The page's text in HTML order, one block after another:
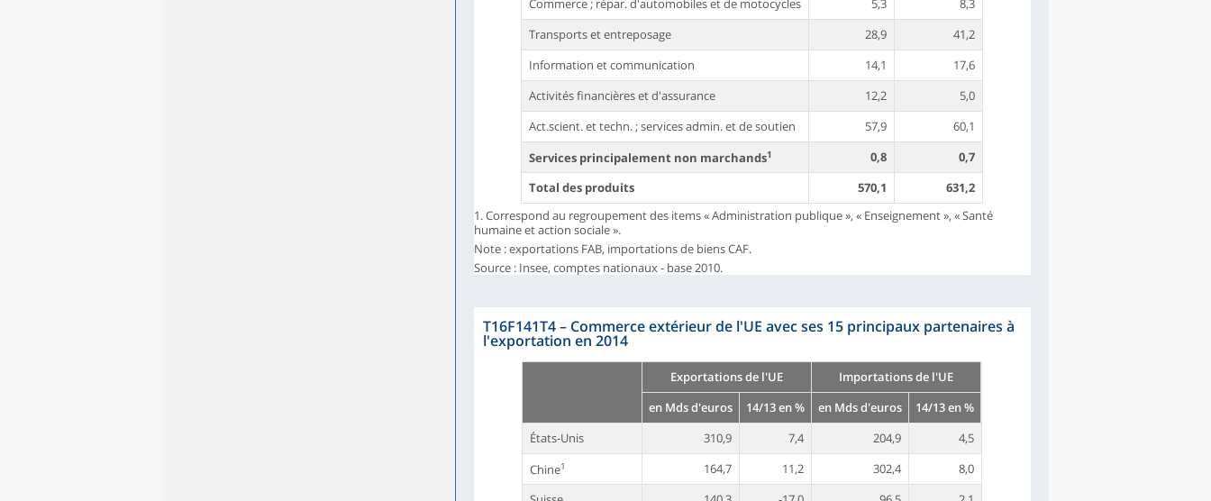
Commerce ; répar. d'automobiles et de motocycles
5,3
8,3
Transports et entreposage
28,9
41,2
Information et communication
14,1
17,6
Activités financières et d'assurance
12,2
5,0
Act.scient. et techn. ; services admin. et de soutien
57,9
60,1
Services principalement non marchands1 0,8
0,7
Total des produits
570,1
631,2
1. Correspond au regroupement des items « Administration publique », « Enseignement », « Santé
humaine et action sociale ».
Note : exportations FAB, importations de biens CAF.
Source : Insee, comptes nationaux - base 2010.
T16F141T4– Commerce extérieur de l'UE avec ses 15 principaux partenaires à
l'exportation en 2014
Exportations de l'UE
Importations de l'UE
en Mds d'euros
14/13 en % en Mds d'euros
14/13 en %
États-Unis
310,9 7,4 204,9
4,5
Chine1 164,7 11,2 302,4
8,0